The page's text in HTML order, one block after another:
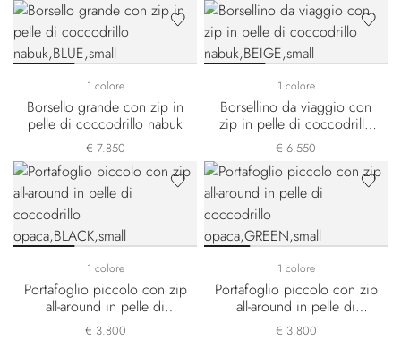
1 colore
Borsello grande con zip in
pelle di coccodrillo nabuk
€ 7.850
1 colore
Borsellino da viaggio con
zip in pelle di coccodrillo
nabuk
€ 6.550
1 colore
Portafoglio piccolo con zip
all-around in pelle di
coccodrillo opaca
€ 3.800
1 colore
Portafoglio piccolo con zip
all-around in pelle di
coccodrillo opaca
€ 3.800